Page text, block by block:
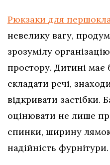
Рюкзаки для
невелику вагу,
зрозумілу
простору. Дитині має
складати речі,
відкривати застібки.
оцінювати не лише
спинки, ширину
надійність фурнітури.